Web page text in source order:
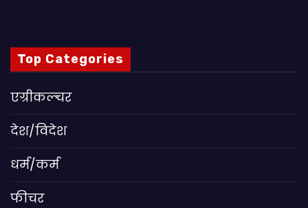
Top Categories
एग्रीकल्चर
देश/विदेश
धर्म/कर्म
फीचर